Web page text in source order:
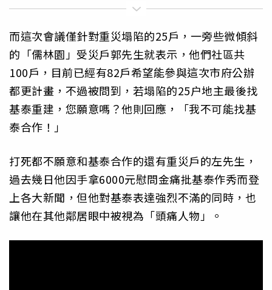
而這次會議僅針對重災塌陷的25戶，一旁些微傾斜
的「儒林園」受災戶郭先生就表示，他們社區共
100戶，目前已經有82戶希望能參與這次市府公辦
都更計畫，不過被問到，若塌陷的25户地主最後找
基泰重建，您願意嗎？他則回應，「我不可能找基
泰合作！」
打死都不願意和基泰合作的還有重災戶的左先生，
過去幾日他因手拿6000元慰問金痛批基泰作秀而登
上各大新聞，但他對基泰表達強烈不滿的同時，也
讓他在其他鄰居眼中被視為「頭痛人物」。